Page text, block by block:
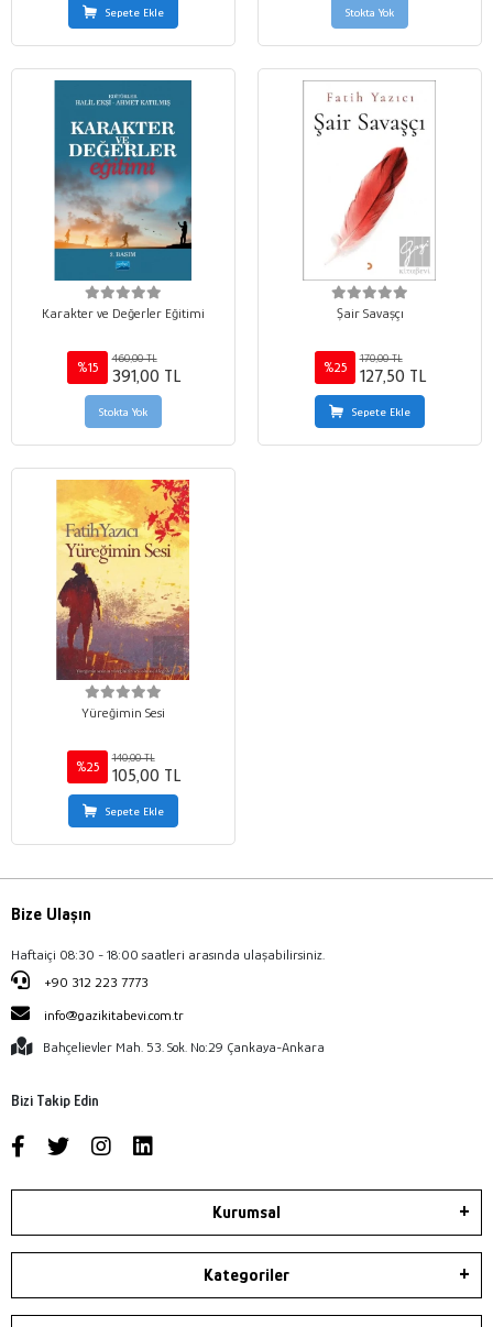
Sepete Ekle Stokta Yok
Karakter ve Değerler Eğitimi
%15
460,00 TL
391,00 TL
Stokta Yok
Şair Savaşçı
%25
170,00 TL
127,50 TL
Sepete Ekle
Yüreğimin Sesi
%25
140,00 TL
105,00 TL
Sepete Ekle
Bize Ulaşın
Haftaiçi 08:30 - 18:00 saatleri arasında ulaşabilirsiniz.
+90 312 223 7773
info@gazikitabevi.com.tr
Bahçelievler Mah. 53. Sok. No:29 Çankaya-Ankara
Bizi Takip Edin
Kurumsal
Kategoriler